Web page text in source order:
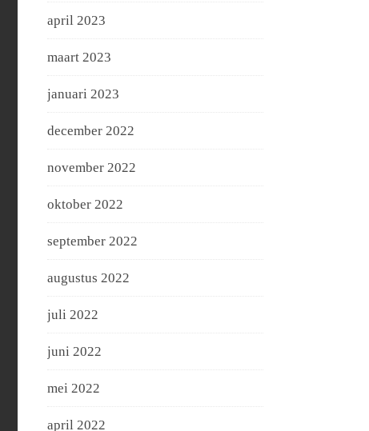
april 2023
maart 2023
januari 2023
december 2022
november 2022
oktober 2022
september 2022
augustus 2022
juli 2022
juni 2022
mei 2022
april 2022